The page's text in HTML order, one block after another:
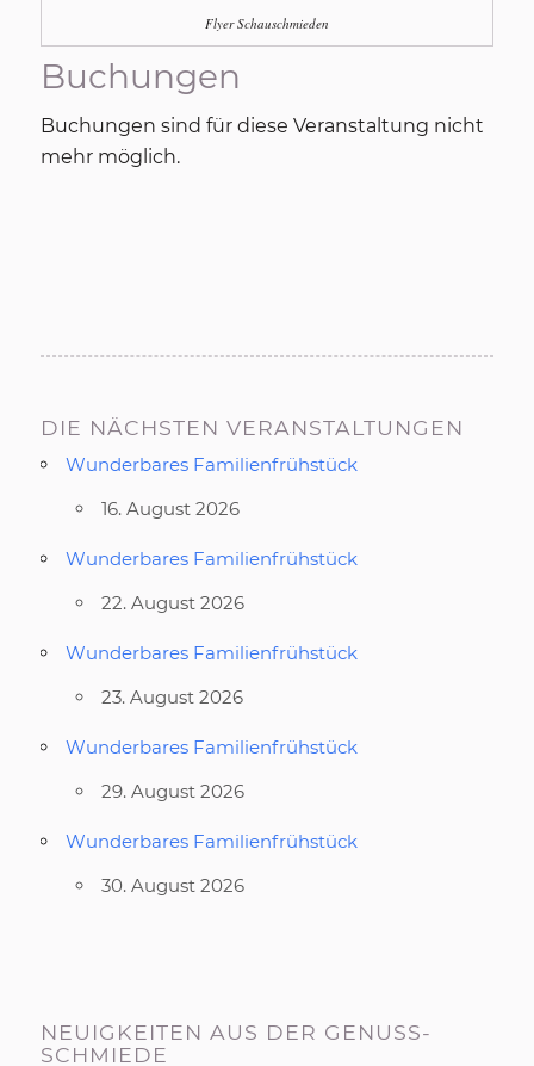
Flyer Schauschmieden
Buchungen
Buchungen sind für diese Veranstaltung nicht
mehr möglich.
DIE NÄCHSTEN VERANSTALTUNGEN
Wunderbares Familienfrühstück
16. August 2026
Wunderbares Familienfrühstück
22. August 2026
Wunderbares Familienfrühstück
23. August 2026
Wunderbares Familienfrühstück
29. August 2026
Wunderbares Familienfrühstück
30. August 2026
NEUIGKEITEN AUS DER GENUSS-
SCHMIEDE